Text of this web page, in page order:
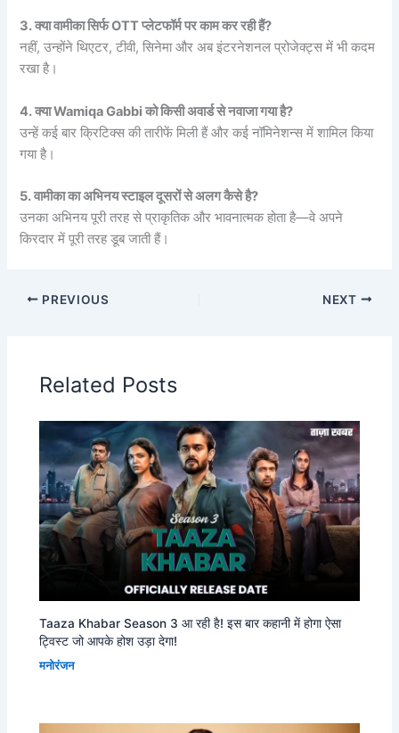
3. क्या वामीका सिर्फ OTT प्लेटफॉर्म पर काम कर रही हैं?
नहीं, उन्होंने थिएटर, टीवी, सिनेमा और अब इंटरनेशनल प्रोजेक्ट्स में भी कदम
रखा है।
4. क्या Wamiqa Gabbi को किसी अवार्ड से नवाजा गया है?
उन्हें कई बार क्रिटिक्स की तारीफें मिली हैं और कई नॉमिनेशन्स में शामिल किया
गया है।
5. वामीका का अभिनय स्टाइल दूसरों से अलग कैसे है?
उनका अभिनय पूरी तरह से प्राकृतिक और भावनात्मक होता है—वे अपने
किरदार में पूरी तरह डूब जाती हैं।
PREVIOUS NEXT
Related Posts
Taaza Khabar Season 3 आ रही है! इस बार कहानी में होगा ऐसा
ट्विस्ट जो आपके होश उड़ा देगा!
मनोरंजन